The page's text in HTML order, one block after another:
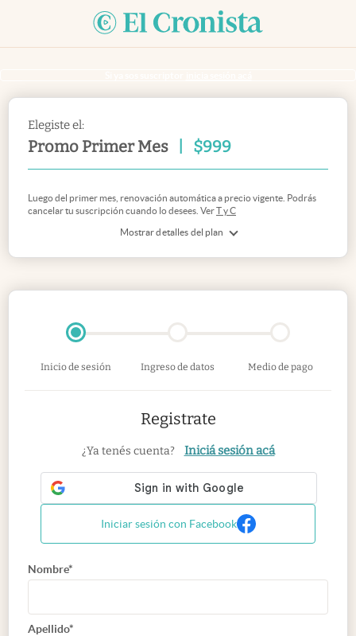
Elegiste el:
Promo Primer Mes $999
Mostrar detalles del plan
Luego del primer mes, renovación automática a precio vigente. Podrás
cancelar tu suscripción cuando lo desees. VerT y C
Inicio de sesión Ingreso de datos Medio de pago
Registrate
¿Ya tenés cuenta? Iniciá sesión acá
Iniciar sesión con Facebook
Nombre*
Apellido*